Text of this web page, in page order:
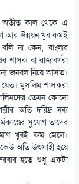
অতীত কাল থেকে এ
আর উন্নয়ন খুব কমই
না কেন; বাংলার
শাসক বা রাজাবর্গরা
জনবল নিয়ে আসত।
মুসলিম শাসকরা
তেমন কোনো
অতি দরিদ্র নব্য
সুযোগ তাদের
খুবই কম মেলে।
কেউ অতি উৎসাহী হয়ে
হতে শুধু একটা